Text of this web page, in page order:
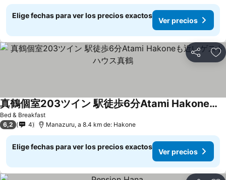
Elige fechas para ver los precios exactos
Ver precios
Compartir
Bed & Breakfast
真鶴個室203ツイン 駅徒歩6分Atami Hakoneも近いゲストハウス真鶴
6,2 4 Manazuru, a 8.4 km de: Hakone
Elige fechas para ver los precios exactos
Ver precios